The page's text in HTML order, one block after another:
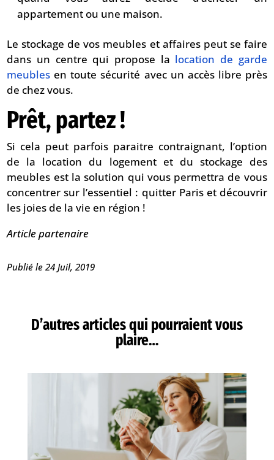
appartement ou une maison.
Le stockage de vos meubles et affaires peut se faire
dans un centre qui propose la location de garde
meubles en toute sécurité avec un accès libre près
de chez vous.
Prêt, partez !
Si cela peut parfois paraitre contraignant, l’option
de la location du logement et du stockage des
meubles est la solution qui vous permettra de vous
concentrer sur l’essentiel : quitter Paris et découvrir
les joies de la vie en région !
Article partenaire
Publié le 24 Juil, 2019
D’autres articles qui pourraient vous
plaire…